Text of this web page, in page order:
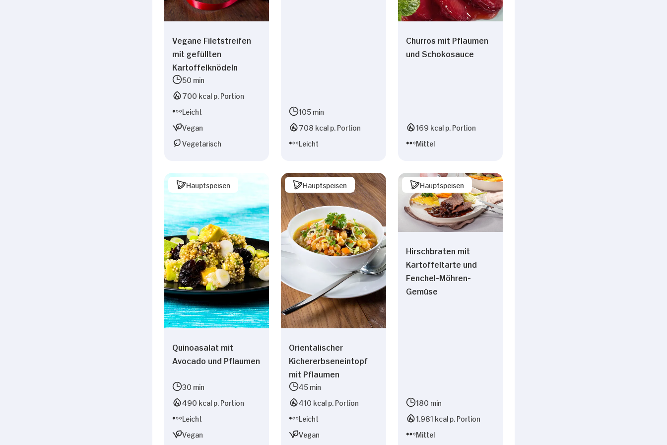
Vegane Filetstreifen
mit gefüllten
Kartoffelknödeln
50 min
700 kcal p. Portion
Leicht
Vegan
Vegetarisch
105 min
708 kcal p. Portion
Leicht
Churros mit Pflaumen
und Schokosauce
169 kcal p. Portion
Mittel
Hauptspeisen
Quinoasalat mit
Avocado und Pflaumen
30 min
490 kcal p. Portion
Leicht
Vegan
Hauptspeisen
Orientalischer
Kichererbseneintopf
mit Pflaumen
45 min
410 kcal p. Portion
Leicht
Vegan
Hauptspeisen
Hirschbraten mit
Kartoffeltarte und
Fenchel-Möhren-
Gemüse
180 min
1.981 kcal p. Portion
Mittel